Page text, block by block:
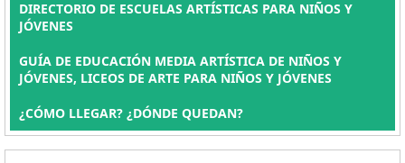
DIRECTORIO DE ESCUELAS ARTÍSTICAS PARA NIÑOS Y
JÓVENES
GUÍA DE EDUCACIÓN MEDIA ARTÍSTICA DE NIÑOS Y
JÓVENES, LICEOS DE ARTE PARA NIÑOS Y JÓVENES
¿CÓMO LLEGAR? ¿DÓNDE QUEDAN?